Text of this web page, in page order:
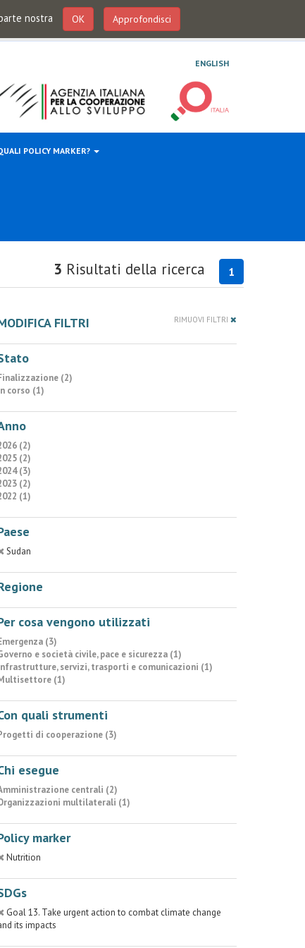
nostra OK Approfondisci
ENGLISH
POLICY MARKER?
1
3 Risultati della ricerca
FILTRI RIMUOVI FILTRI
(2)
corso (1)
(2)
(2)
(3)
(2)
(1)
Sudan
cosa vengono utilizzati
(3)
e società civile, pace e sicurezza (1)
servizi, trasporti e comunicazioni (1)
(1)
quali strumenti
di cooperazione (3)
esegue
centrali (2)
multilaterali (1)
marker
Nutrition
Goal 13. Take urgent action to combat climate change
its impacts